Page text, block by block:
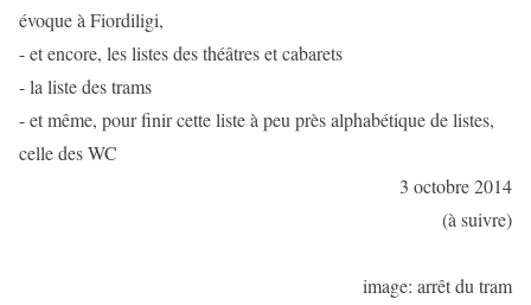
évoque à Fiordiligi,
- et encore, les listes des théâtres et cabarets
- la liste des trams
- et même, pour finir cette liste à peu près alphabétique de listes,
celle des WC
3 octobre 2014
(à suivre)
image: arrêt du tram